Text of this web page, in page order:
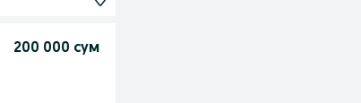
200 000 сум